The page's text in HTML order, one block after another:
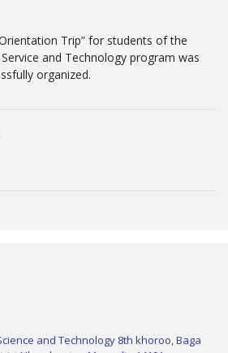
Trip” for students of the
and Technology program was
organized.
and Technology 8th khoroo, Baga